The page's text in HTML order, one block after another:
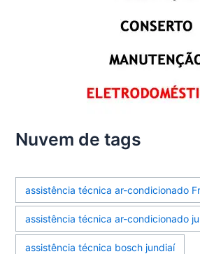
Nuvem de tags
assistência técnica ar-condicionado
assistência técnica ar-condicionado
assistência técnica bosch jundiaí